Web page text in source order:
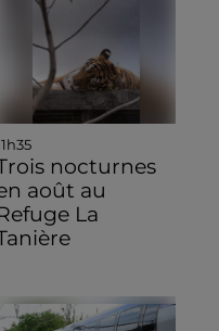
nocturnes
août au
La